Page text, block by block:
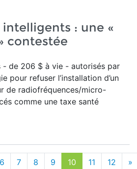
: une «
contestée
- de 206 $ à vie - autorisés par
pour refuser l’installation d’un
de radiofréquences/micro-
comme une taxe santé
6 7 8 9 10 11 12 »